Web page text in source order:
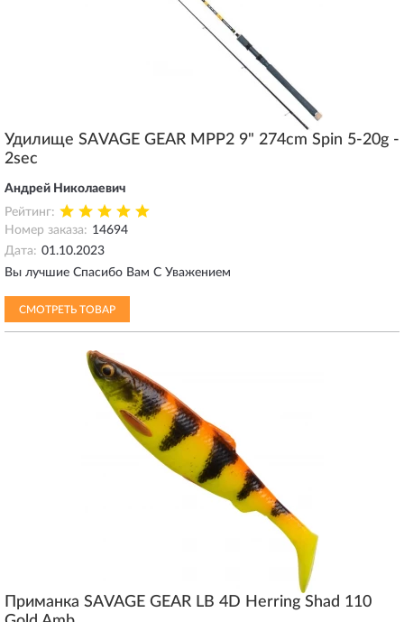
Удилище SAVAGE GEAR MPP2 9" 274cm Spin 5-20g -
2sec
Андрей Николаевич
Рейтинг:
Номер заказа: 14694
Дата: 01.10.2023
Вы лучшие Спасибо Вам С Уважением
СМОТРЕТЬ ТОВАР
Приманка SAVAGE GEAR LB 4D Herring Shad 110